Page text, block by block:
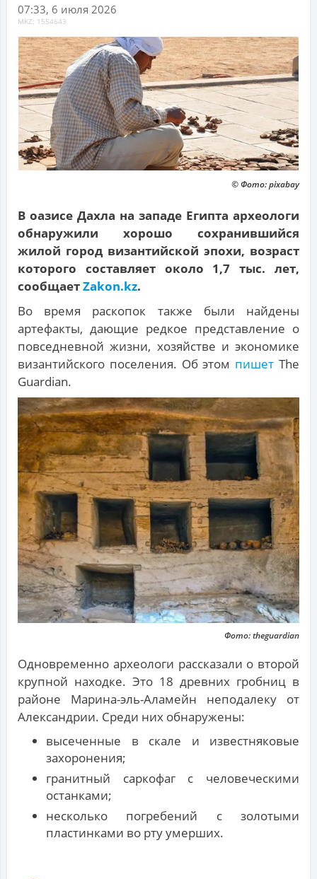
07:33, 6 июля 2026
MKZ: 1554643
© Фото: pixabay
В оазисе Дахла на западе Египта археологи
обнаружили хорошо сохранившийся
жилой город византийской эпохи, возраст
которого составляет около 1,7 тыс. лет,
сообщаетZakon.kz.
Во время раскопок также были найдены
артефакты, дающие редкое представление о
повседневной жизни, хозяйстве и экономике
византийского поселения. Об этом пишет The
Guardian.
Фото: theguardian
Одновременно археологи рассказали о второй
крупной находке. Это 18 древних гробниц в
районе Марина-эль-Аламейн неподалеку от
Александрии. Среди них обнаружены:
высеченные в скале и известняковые
захоронения;
гранитный саркофаг с человеческими
останками;
несколько погребений с золотыми
пластинками во рту умерших.